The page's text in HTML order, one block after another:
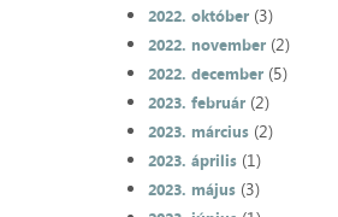
2022. október(3)
2022. november(2)
2022. december(5)
2023. február(2)
2023. március(2)
2023. április(1)
2023. május(3)